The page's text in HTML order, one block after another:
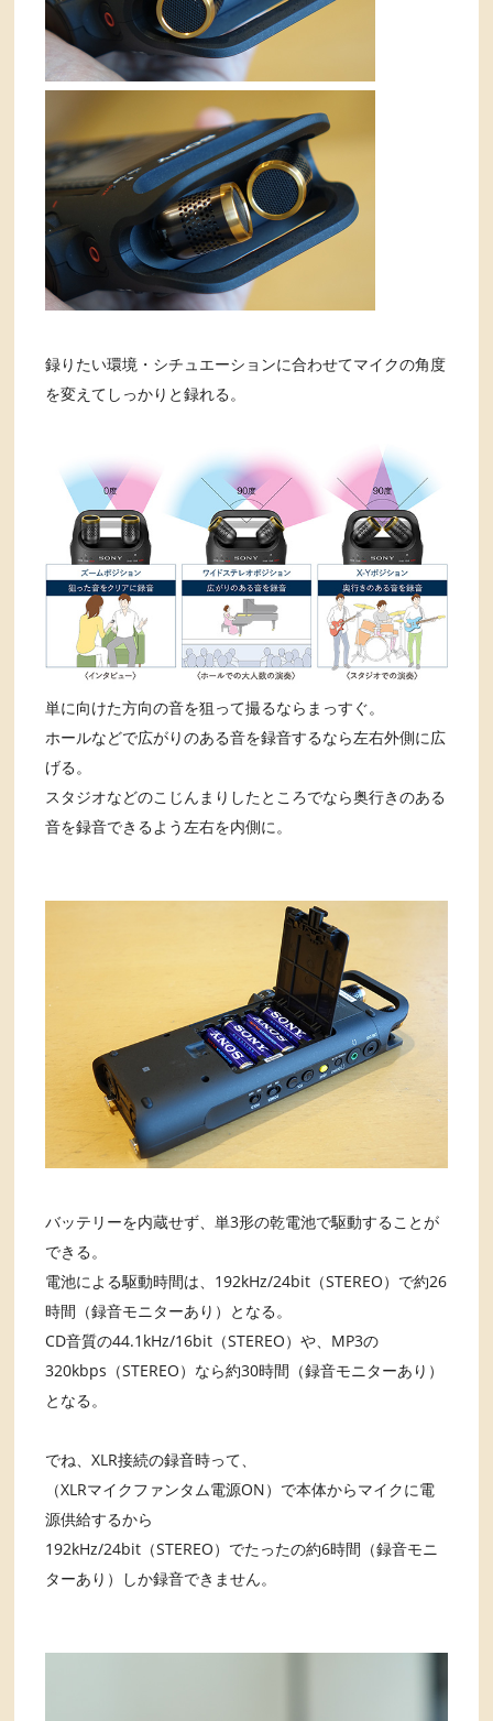
録りたい環境・シチュエーションに合わせてマイクの角度
を変えてしっかりと録れる。
単に向けた方向の音を狙って撮るならまっすぐ。
ホールなどで広がりのある音を録音するなら左右外側に広
げる。
スタジオなどのこじんまりしたところでなら奥行きのある
音を録音できるよう左右を内側に。
バッテリーを内蔵せず、単3形の乾電池で駆動することが
できる。
電池による駆動時間は、192kHz/24bit（STEREO）で約26
時間（録音モニターあり）となる。
CD音質の44.1kHz/16bit（STEREO）や、MP3の
320kbps（STEREO）なら約30時間（録音モニターあり）
となる。
でね、XLR接続の録音時って、
（XLRマイクファンタム電源ON）で本体からマイクに電
源供給するから
192kHz/24bit（STEREO）でたったの約6時間（録音モニ
ターあり）しか録音できません。